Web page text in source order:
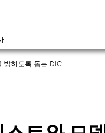
밝히도록 돕는 DIC